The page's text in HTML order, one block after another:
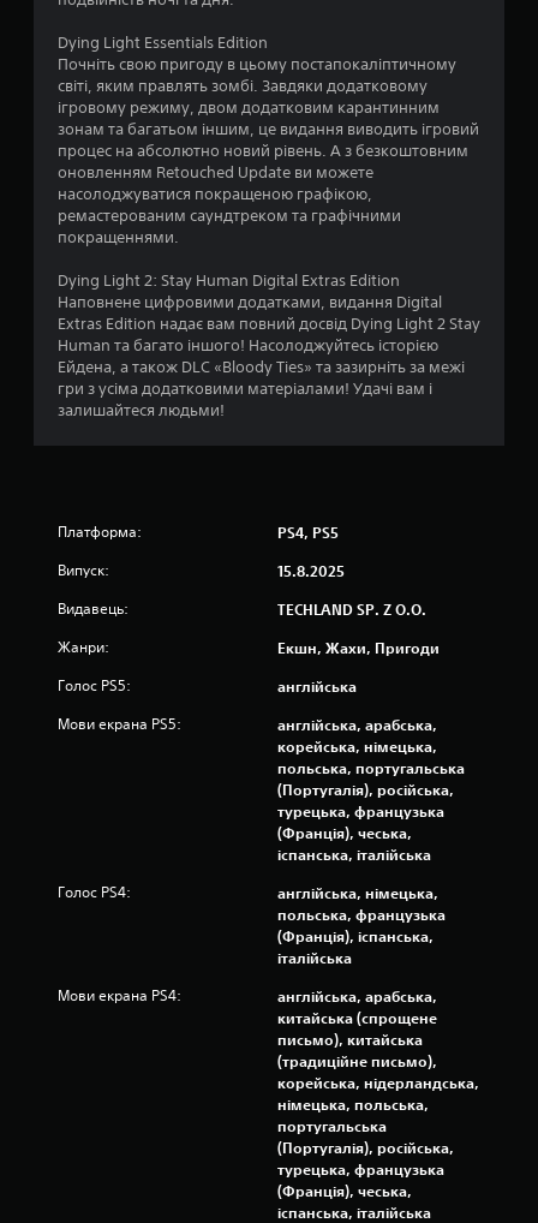
п
’
я
з
і
р
с
в
і
8
о
ц
і
Dying Light Essentials Edition
Почніть свою пригоду в цьому постапокаліптичному
світі, яким правлять зомбі. Завдяки додатковому
ігровому режиму, двом додатковим карантинним
зонам та багатьом іншим, це видання виводить ігровий
процес на абсолютно новий рівень. А з безкоштовним
оновленням Retouched Update ви можете
насолоджуватися покращеною графікою,
ремастерованим саундтреком та графічними
покращеннями.
Dying Light 2: Stay Human Digital Extras Edition
Наповнене цифровими додатками, видання Digital
Extras Edition надає вам повний досвід Dying Light 2 Stay
Human та багато іншого! Насолоджуйтесь історією
Ейдена, а також DLC «Bloody Ties» та зазирніть за межі
гри з усіма додатковими матеріалами! Удачі вам і
залишайтеся людьми!
Платформа: PS4, PS5
Випуск: 15.8.2025
Видавець: TECHLAND SP. Z O.O.
Жанри: Екшн, Жахи, Пригоди
Голос PS5: англійська
Мови екрана PS5:
англійська, арабська,
корейська, німецька,
польська, португальська
(Португалія), російська,
турецька, французька
(Франція), чеська,
іспанська, італійська
Голос PS4:
англійська, німецька,
польська, французька
(Франція), іспанська,
італійська
Мови екрана PS4:
англійська, арабська,
китайська (спрощене
письмо), китайська
(традиційне письмо),
корейська, нідерландська,
німецька, польська,
португальська
(Португалія), російська,
турецька, французька
(Франція), чеська,
іспанська, італійська